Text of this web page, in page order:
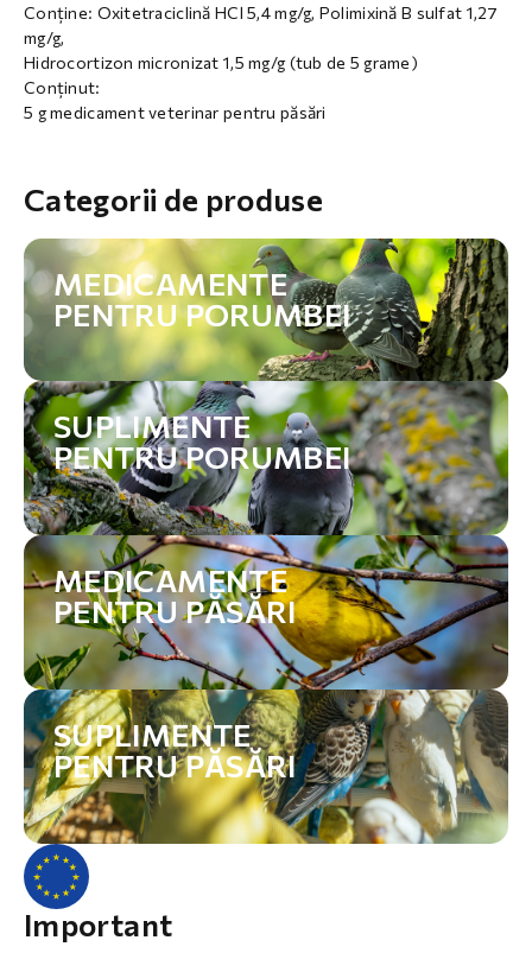
Conține: Oxitetraciclină HCl 5,4 mg/g, Polimixină B sulfat 1,27
mg/g,
Hidrocortizon micronizat 1,5 mg/g (tub de 5 grame)
Conținut:
5 g medicament veterinar pentru păsări
Categorii de produse
MEDICAMENTE
PENTRU PORUMBEI
SUPLIMENTE
PENTRU PORUMBEI
MEDICAMENTE
PENTRU PĂSĂRI
SUPLIMENTE
PENTRU PĂSĂRI
Important